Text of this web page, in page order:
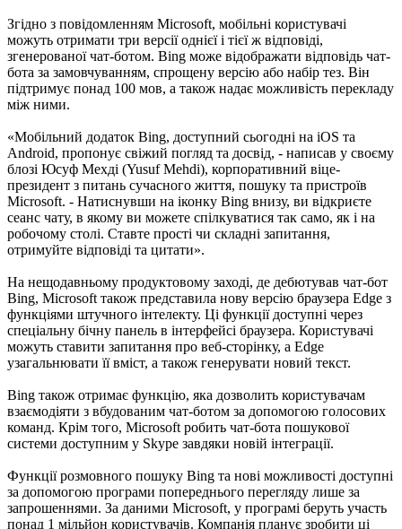
Згідно з повідомленням Microsoft, мобільні користувачі
можуть отримати три версії однієї і тієї ж відповіді,
згенерованої чат-ботом. Bing може відображати відповідь чат-
бота за замовчуванням, спрощену версію або набір тез. Він
підтримує понад 100 мов, а також надає можливість перекладу
між ними.
«Мобільний додаток Bing, доступний сьогодні на iOS та
Android, пропонує свіжий погляд та досвід, - написав у своєму
блозі Юсуф Мехді (Yusuf Mehdi), корпоративний віце-
президент з питань сучасного життя, пошуку та пристроїв
Microsoft. - Натиснувши на іконку Bing внизу, ви відкриєте
сеанс чату, в якому ви можете спілкуватися так само, як і на
робочому столі. Ставте прості чи складні запитання,
отримуйте відповіді та цитати».
На нещодавньому продуктовому заході, де дебютував чат-бот
Bing, Microsoft також представила нову версію браузера Edge з
функціями штучного інтелекту. Ці функції доступні через
спеціальну бічну панель в інтерфейсі браузера. Користувачі
можуть ставити запитання про веб-сторінку, а Edge
узагальнювати її вміст, а також генерувати новий текст.
Bing також отримає функцію, яка дозволить користувачам
взаємодіяти з вбудованим чат-ботом за допомогою голосових
команд. Крім того, Microsoft робить чат-бота пошукової
системи доступним у Skype завдяки новій інтеграції.
Функції розмовного пошуку Bing та нові можливості доступні
за допомогою програми попереднього перегляду лише за
запрошеннями. За даними Microsoft, у програмі беруть участь
понад 1 мільйон користувачів. Компанія планує зробити ці